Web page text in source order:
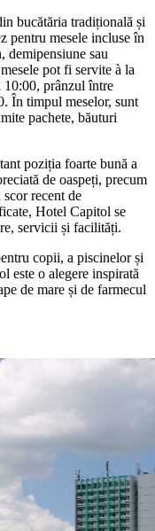
bucătăria tradițională și
pentru mesele incluse în
demipensiune sau
pot fi servite à la
10:00, prânzul între
În timpul meselor, sunt
pachete, băuturi
poziția foarte bună a
de oaspeți, precum
recent de
Hotel Capitol se
servicii și facilități.
copii, a piscinelor și
este o alegere inspirată
de mare și de farmecul